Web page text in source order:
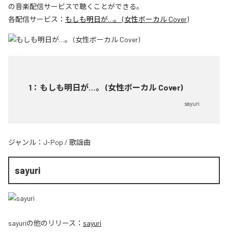
の音楽配信サービスで聴くことができる。
各配信サービス： もしも明日が…。 (女性ボーカル Cover)
1 ： もしも明日が…。 (女性ボーカル Cover)
sayuri
ジャンル： J-Pop / 歌謡曲
sayuri
sayuriの他のリリース： sayuri